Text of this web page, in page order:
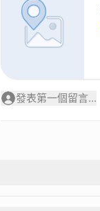
發表第一個留言...